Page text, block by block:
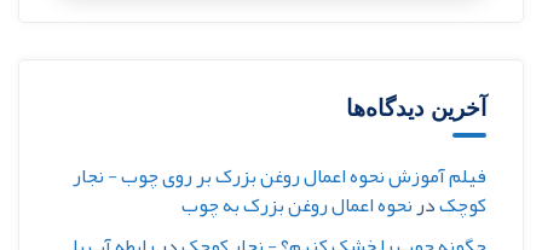
آخرین دیدگاه‌ها
فیلم آموزش نحوه اعمال روغن بزرک بر روی چوب - نجار
کوچکدرنحوه اعمال روغن بزرک به چوب